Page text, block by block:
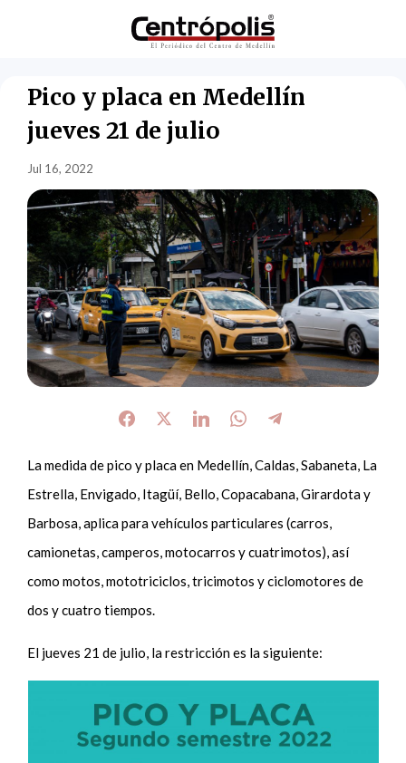
Pico y placa en Medellín
jueves 21 de julio
Jul 16, 2022
La medida de pico y placa en Medellín, Caldas, Sabaneta, La
Estrella, Envigado, Itagüí, Bello, Copacabana, Girardota y
Barbosa, aplica para vehículos particulares (carros,
camionetas, camperos, motocarros y cuatrimotos), así
como motos, mototriciclos, tricimotos y ciclomotores de
dos y cuatro tiempos.
El jueves 21 de julio, la restricción es la siguiente: